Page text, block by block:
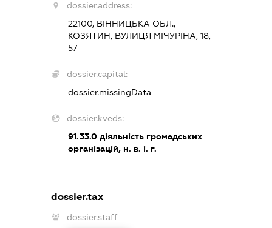
dossier.address:
22100, ВІННИЦЬКА ОБЛ.,
КОЗЯТИН, ВУЛИЦЯ МІЧУРІНА, 18,
57
dossier.capital:
dossier.missingData
dossier.kveds:
91.33.0 діяльність громадських
організацій, н. в. і. г.
dossier.tax
dossier.staff